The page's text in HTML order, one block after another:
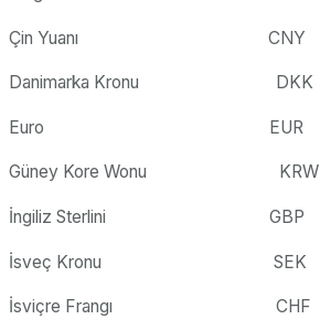
Çin Yuanı CNY
Danimarka Kronu DKK
Euro EUR
Güney Kore Wonu KRW
İngiliz Sterlini GBP
İsveç Kronu SEK
İsviçre Frangı CHF